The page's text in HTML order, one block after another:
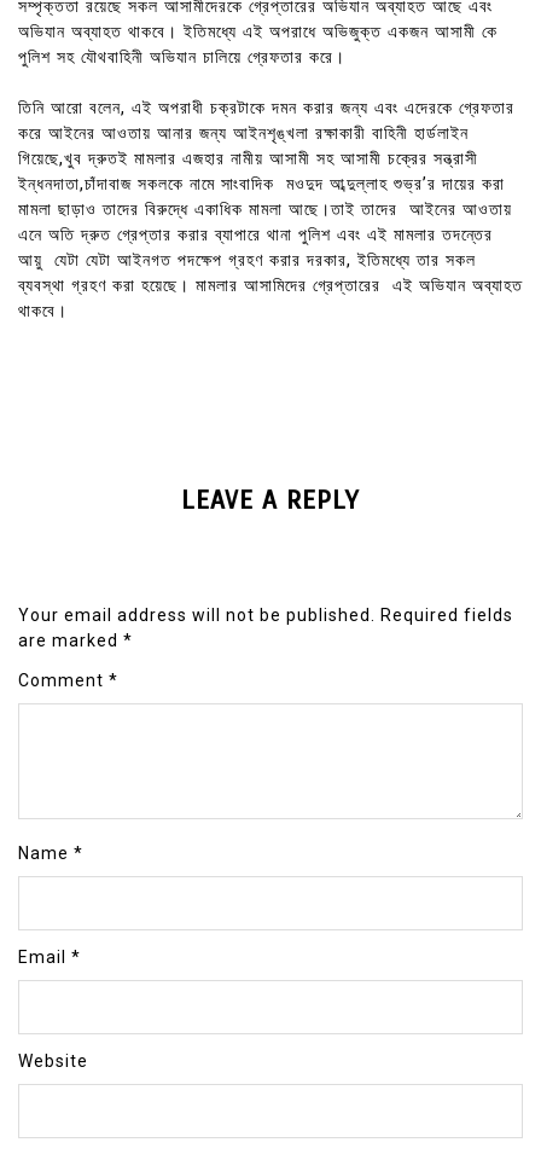
সম্পৃক্ততা রয়েছে সকল আসামীদেরকে গ্রেপ্তারের অভিযান অব্যাহত আছে এবং
অভিযান অব্যাহত থাকবে। ইতিমধ্যে এই অপরাধে অভিজুক্ত একজন আসামী কে
পুলিশ সহ যৌথবাহিনী অভিযান চালিয়ে গ্রেফতার করে।
তিনি আরো বলেন, এই অপরাধী চক্রটাকে দমন করার জন্য এবং এদেরকে গ্রেফতার
করে আইনের আওতায় আনার জন্য আইনশৃঙ্খলা রক্ষাকারী বাহিনী হার্ডলাইন
গিয়েছে,খুব দ্রুতই মামলার এজহার নামীয় আসামী সহ আসামী চক্রের সন্ত্রাসী
ইন্ধনদাতা,চাঁদাবাজ সকলকে নামে সাংবাদিক মওদুদ আব্দুল্লাহ শুভ্র’র দায়ের করা
মামলা ছাড়াও তাদের বিরুদ্ধে একাধিক মামলা আছে।তাই তাদের আইনের আওতায়
এনে অতি দ্রুত গ্রেপ্তার করার ব্যাপারে থানা পুলিশ এবং এই মামলার তদন্তের
আয়ু যেটা যেটা আইনগত পদক্ষেপ গ্রহণ করার দরকার, ইতিমধ্যে তার সকল
ব্যবস্থা গ্রহণ করা হয়েছে। মামলার আসামিদের গ্রেপ্তারের এই অভিযান অব্যাহত
থাকবে।
LEAVE A REPLY
Your email address will not be published.
Required fields
are marked *
Comment *
Name *
Email *
Website